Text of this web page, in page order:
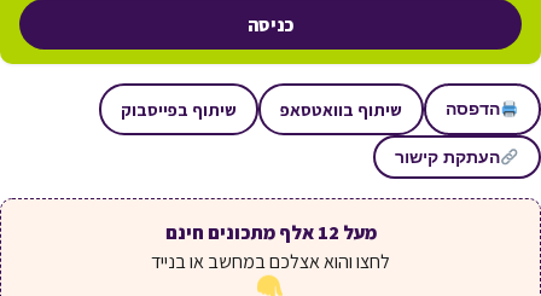
כניסה
הדפסה שיתוף בוואטסאפ שיתוף בפייסבוק
העתקת קישור
מעל 12 אלף מתכונים חינם
לחצו והוא אצלכם במחשב או בנייד